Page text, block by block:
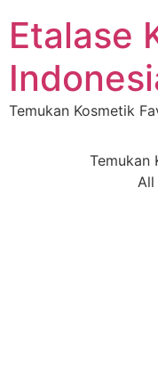
Etalase
Temukan Kosmetik
Temukan
All